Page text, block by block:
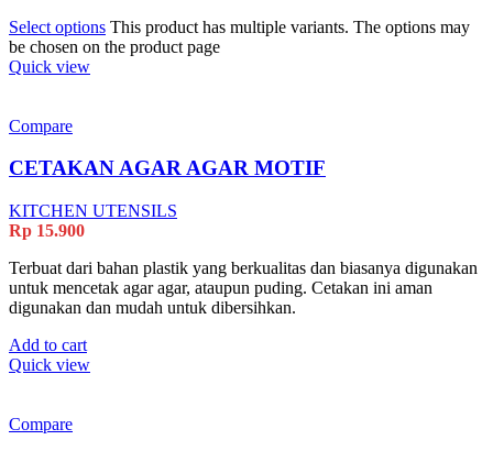
Select options This product has multiple variants. The options may
be chosen on the product page
Quick view
Compare
CETAKAN AGAR AGAR MOTIF
KITCHEN UTENSILS
Rp 15.900
Terbuat dari bahan plastik yang berkualitas dan biasanya digunakan
untuk mencetak agar agar, ataupun puding. Cetakan ini aman
digunakan dan mudah untuk dibersihkan.
Add to cart
Quick view
Compare